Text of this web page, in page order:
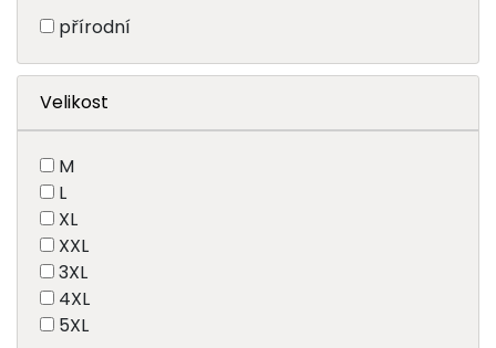
přírodní
Velikost
M
L
XL
XXL
3XL
4XL
5XL